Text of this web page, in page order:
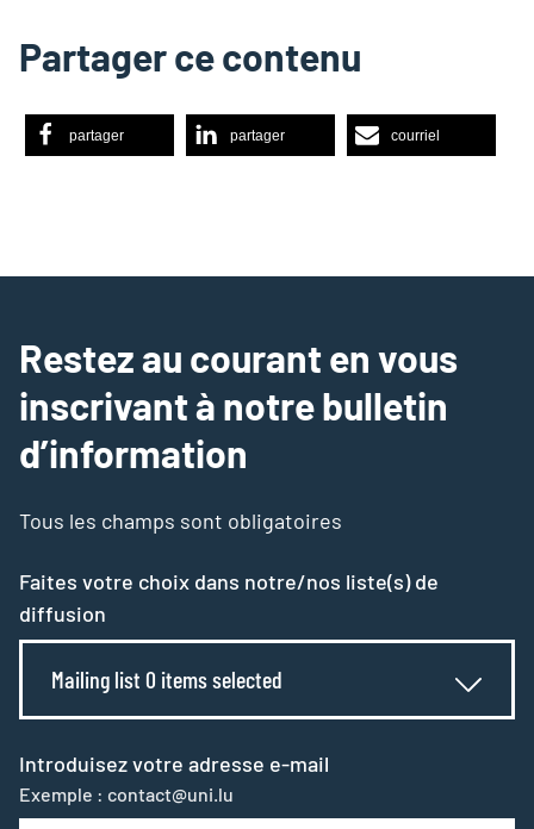
Partager ce contenu
partager partager courriel
Restez au courant en vous
inscrivant à notre bulletin
d’information
Tous les champs sont obligatoires
Faites votre choix dans notre/nos liste(s) de
diffusion
Mailing list 0 items selected
Introduisez votre adresse e-mail
Exemple : contact@uni.lu